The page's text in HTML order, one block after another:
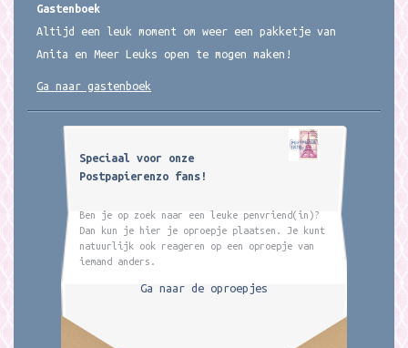
Gastenboek
Altijd een leuk moment om weer een pakketje van
Anita en Meer Leuks open te mogen maken!
Ga naar gastenboek
Speciaal voor onze
Postpapierenzo fans!
Ben je op zoek naar een leuke penvriend(in)?
Dan kun je hier je oproepje plaatsen. Je kunt
natuurlijk ook reageren op een oproepje van
iemand anders.
Ga naar de oproepjes